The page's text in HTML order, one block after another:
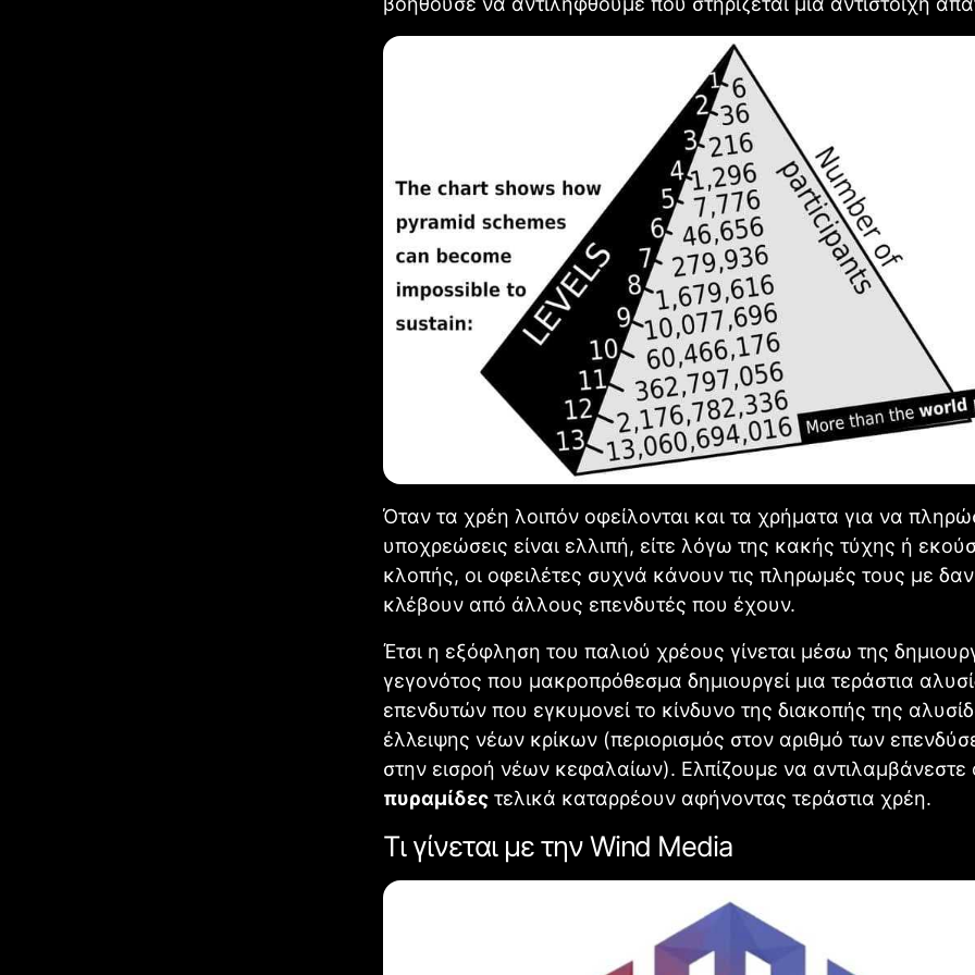
Όταν τα χρέη λοιπόν οφείλονται και τα χρήματα για να
υποχρεώσεις είναι ελλιπή, είτε λόγω της κακής τύχης ή
κλοπής, οι οφειλέτες συχνά κάνουν τις πληρωμές τους με
κλέβουν από άλλους επενδυτές που έχουν.
Έτσι η εξόφληση του παλιού χρέους γίνεται μέσω της
γεγονότος που μακροπρόθεσμα δημιουργεί μια τεράστια
επενδυτών που εγκυμονεί το κίνδυνο της διακοπής της
έλλειψης νέων κρίκων (περιορισμός στον αριθμό των
στην εισροή νέων κεφαλαίων). Ελπίζουμε να αντιλαμβάνεστε
πυραμίδες τελικά καταρρέουν αφήνοντας τεράστια χρέη.
Τι γίνεται με την Wind Media